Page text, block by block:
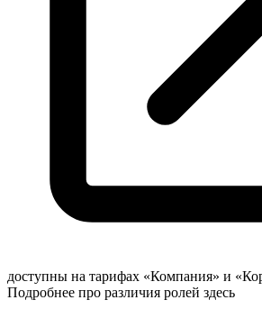
доступны на тарифах «Компания» и
Подробнее про различия ролей здесь